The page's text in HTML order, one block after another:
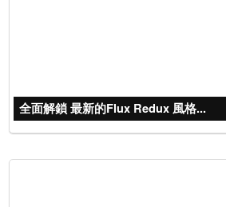
全面解鎖 最新的Flux Redux 風格...